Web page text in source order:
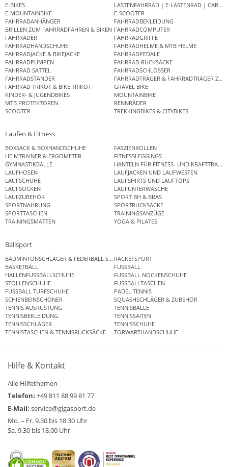
E-BIKES
LASTENFAHRRAD | E-LASTENRAD |
E-MOUNTAINBIKE
E-SCOOTER
FAHRRADANHÄNGER
FAHRRADBEKLEIDUNG
BRILLEN ZUM FAHRRADFAHREN & BIKEN FAHRRADCOMPUTER
FAHRRÄDER
FAHRRADGRIFFE
FAHRRADHANDSCHUHE
FAHRRADHELME & MTB HELME
FAHRRADJACKE & BIKEJACKE
FAHRRADPEDALE
FAHRRADPUMPEN
FAHRRAD RUCKSÄCKE
FAHRRAD SATTEL
FAHRRADSCHLÖSSER
FAHRRADSTÄNDER
FAHRRADTRÄGER & FAHRRADTRÄGER
FAHRRAD TRIKOT & BIKE TRIKOT
GRAVEL BIKE
KINDER- & JUGENDBIKES
MOUNTAINBIKE
MTB PROTEKTOREN
RENNRÄDER
SCOOTER
TREKKINGBIKES & CITYBIKES
Laufen & Fitness
BOXSACK & BOXHANDSCHUHE
FASZIENROLLEN
HEIMTRAINER & ERGOMETER
FITNESSLEGGINGS
GYMNASTIKBÄLLE
HANTELN FÜR FITNESS- UND
LAUFHOSEN
LAUFJACKEN UND LAUFWESTEN
LAUFSCHUHE
LAUFSHIRTS UND LAUFTOPS
LAUFSOCKEN
LAUFUNTERWÄSCHE
LAUFZUBEHÖR
SPORT BH & BRAS
SPORTNAHRUNG
SPORTRUCKSÄCKE
SPORTTASCHEN
TRAININGSANZÜGE
TRAININGSMATTEN
YOGA & PILATES
Ballsport
BADMINTONSCHLÄGER & FEDERBALL SETSRACKETSPORT
BASKETBALL
FUSSBALL
HALLENFUSSBALLSCHUHE
FUSSBALL NOCKENSCHUHE
STOLLENSCHUHE
FUSSBALLTASCHEN
FUSSBALL TURFSCHUHE
PADEL TENNIS
SCHIENBEINSCHONER
SQUASHSCHLÄGER & ZUBEHÖR
TENNIS AUSRÜSTUNG
TENNISBÄLLE
TENNISBEKLEIDUNG
TENNISSAITEN
TENNISSCHLÄGER
TENNISSCHUHE
TENNISTASCHEN & TENNISRUCKSÄCKE
TORWARTHANDSCHUHE
Hilfe & Kontakt
Alle Hilfethemen
Telefon: +49 811 88 99 81 77
E-Mail: service@gigasport.de
Mo. – Fr. 9.30 bis 18.30 Uhr
Sa. 9.30 bis 18.00 Uhr